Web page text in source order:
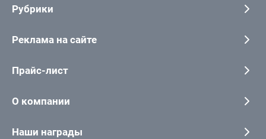
Рубрики
Реклама на сайте
Прайс-лист
О компании
Наши награды